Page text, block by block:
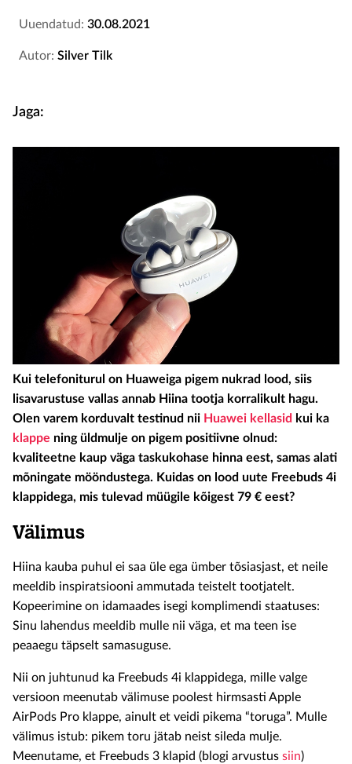
Uuendatud: 30.08.2021
Autor: Silver Tilk
Jaga:
Kui telefoniturul on Huaweiga pigem nukrad lood, siis
lisavarustuse vallas annab Hiina tootja korralikult hagu.
Olen varem korduvalt testinud nii Huawei kellasid
kui ka
klappe ning üldmulje on pigem positiivne olnud:
kvaliteetne kaup väga taskukohase hinna eest, samas alati
mõningate mööndustega. Kuidas on lood uute Freebuds 4i
klappidega, mis tulevad müügile kõigest 79 € eest?
Välimus
Hiina kauba puhul ei saa üle ega ümber tõsiasjast, et neile
meeldib inspiratsiooni ammutada teistelt tootjatelt.
Kopeerimine on idamaades isegi komplimendi staatuses:
Sinu lahendus meeldib mulle nii väga, et ma teen ise
peaaegu täpselt samasuguse.
Nii on juhtunud ka Freebuds 4i klappidega, mille valge
versioon meenutab välimuse poolest hirmsasti Apple
AirPods Pro klappe, ainult et veidi pikema “toruga”. Mulle
välimus istub: pikem toru jätab neist sileda mulje.
Meenutame, et Freebuds 3 klapid (blogi arvustus siin)